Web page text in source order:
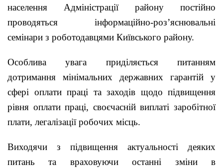
населення Адміністрації району постійно
проводяться інформаційно-роз’яснювальні
семінари з роботодавцями Київського району.
Особлива увага приділяється питанням
дотримання мінімальних державних гарантій у
сфері оплати праці та заходів щодо підвищення
рівня оплати праці, своєчасній виплаті заробітної
плати, легалізації робочих місць.
Виходячи з підвищення актуальності деяких
питань та враховуючи останні зміни в